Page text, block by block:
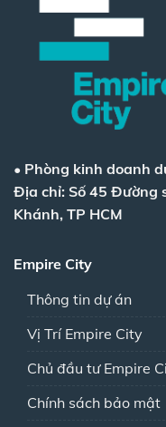
• Phòng kinh doanh
Địa chỉ: Số 45 Đường
Khánh, TP HCM
Empire City
Thông tin dự án
Vị Trí Empire City
Chủ đầu tư Empire
Chính sách bảo mật